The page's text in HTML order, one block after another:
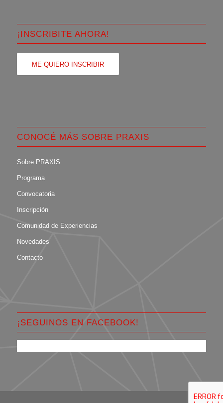
¡INSCRIBITE AHORA!
ME QUIERO INSCRIBIR
CONOCÉ MÁS SOBRE PRAXIS
Sobre PRAXIS
Programa
Convocatoria
Inscripción
Comunidad de Experiencias
Novedades
Contacto
¡SEGUINOS EN FACEBOOK!